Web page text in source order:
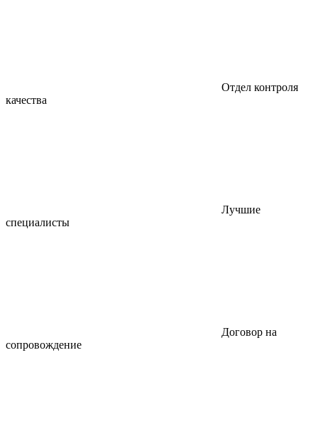
Отдел контроля
качества
Лучшие
специалисты
Договор на
сопровождение